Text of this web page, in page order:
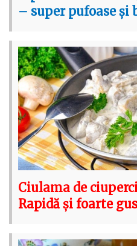
– super pufoase și
Ciulama de
Rapidă și foarte